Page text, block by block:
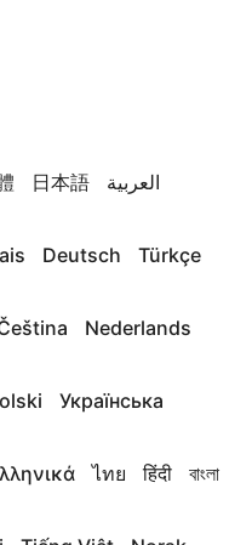
日本語 العربية
Deutsch Türkçe
Nederlands
Українська
ไทย हिंदी বাংলা